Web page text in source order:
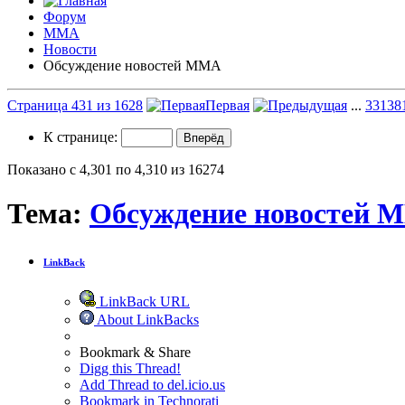
Форум
ММА
Новости
Обсуждение новостей ММА
Страница 431 из 1628 Первая ... 331
К странице:
Показано с 4,301 по 4,310 из 16274
Тема: Обсуждение новостей
LinkBack
LinkBack URL
About LinkBacks
Bookmark & Share
Digg this Thread!
Add Thread to del.icio.us
Bookmark in Technorati